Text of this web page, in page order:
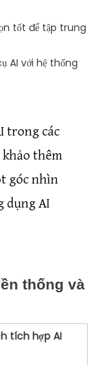
tốt để tập trung
AI với hệ thống
trong các
thêm
góc nhìn
dụng AI
thống và
tích hợp AI